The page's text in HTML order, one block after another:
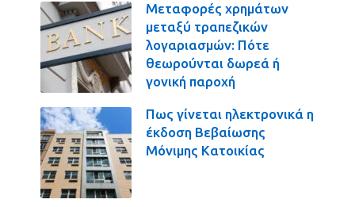
Μεταφορές χρημάτων
μεταξύ τραπεζικών
λογαριασμών: Πότε
θεωρούνται δωρεά ή
γονική παροχή
Πως γίνεται ηλεκτρονικά η
έκδοση Βεβαίωσης
Μόνιμης Κατοικίας